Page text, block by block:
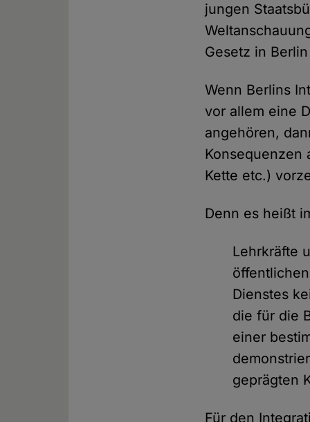
jungen
Gesetz in
Wenn Berlins
vor allem eine
angehören,
Konsequenzen
Kette etc.)
Denn es heißt
Lehrkräfte
Dienstes
die für die
einer
geprägten
Für den